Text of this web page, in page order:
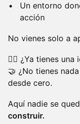
Un entorno
acción
No vienes solo a
🙋‍♂️ ¿Ya tienes una
🤝 ¿No tienes
desde cero.
Aquí nadie se
construir.